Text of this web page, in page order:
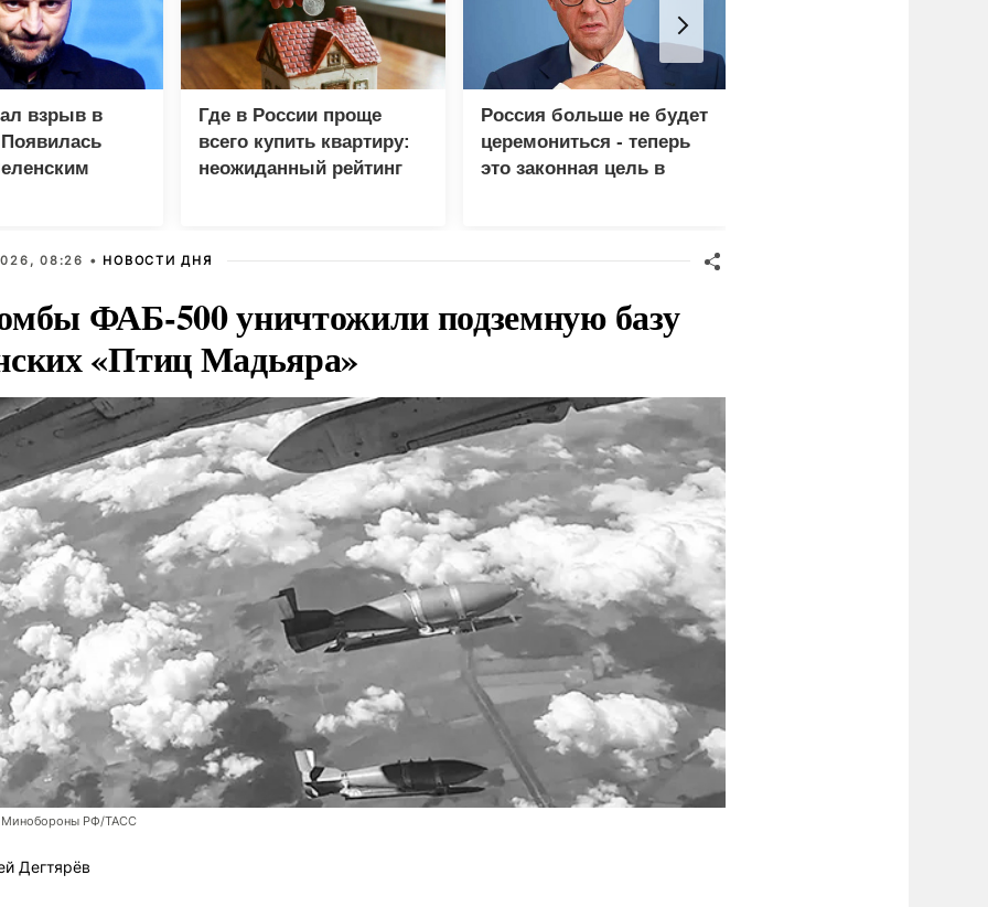
взрыв в
Где в России проще
всего купить квартиру:
неожиданный рейтинг
Россия больше не будет
церемониться - теперь
это законная цель в
08:26 • НОВОСТИ ДНЯ
ФАБ-500 уничтожили подземную базу
«Птиц Мадьяра»
Минобороны РФ/ТАСС
Дегтярёв